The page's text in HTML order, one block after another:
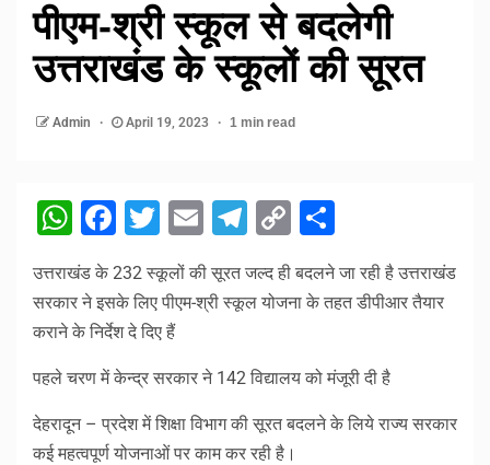
पीएम-श्री स्कूल से बदलेगी
उत्तराखंड के स्कूलों की सूरत
Admin April 19, 2023 1 min read
WhatsApp
Facebook
Twitter
EmailTelegram
Copy
Link
उत्तराखंड के 232 स्कूलों की सूरत जल्द ही बदलने जा रही है उत्तराखंड
सरकार ने इसके लिए पीएम-श्री स्कूल योजना के तहत डीपीआर तैयार
कराने के निर्देश दे दिए हैं
पहले चरण में केन्द्र सरकार ने 142 विद्यालय को मंजूरी दी है
देहरादून – प्रदेश में शिक्षा विभाग की सूरत बदलने के लिये राज्य सरकार
कई महत्वपूर्ण योजनाओं पर काम कर रही है।